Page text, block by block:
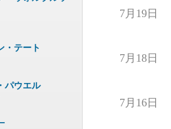
7月19日
7月18日
7月16日
・テート
パウエル